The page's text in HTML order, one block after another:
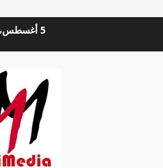
5 أغسطس، 2026